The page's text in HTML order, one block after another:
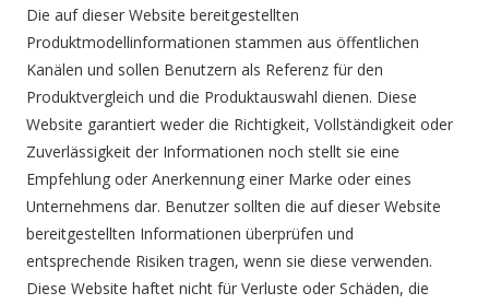
Die auf dieser Website bereitgestellten
Produktmodellinformationen stammen aus öffentlichen
Kanälen und sollen Benutzern als Referenz für den
Produktvergleich und die Produktauswahl dienen. Diese
Website garantiert weder die Richtigkeit, Vollständigkeit oder
Zuverlässigkeit der Informationen noch stellt sie eine
Empfehlung oder Anerkennung einer Marke oder eines
Unternehmens dar. Benutzer sollten die auf dieser Website
bereitgestellten Informationen überprüfen und
entsprechende Risiken tragen, wenn sie diese verwenden.
Diese Website haftet nicht für Verluste oder Schäden, die